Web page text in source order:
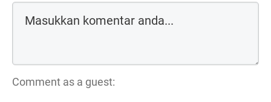
Comment as a guest: